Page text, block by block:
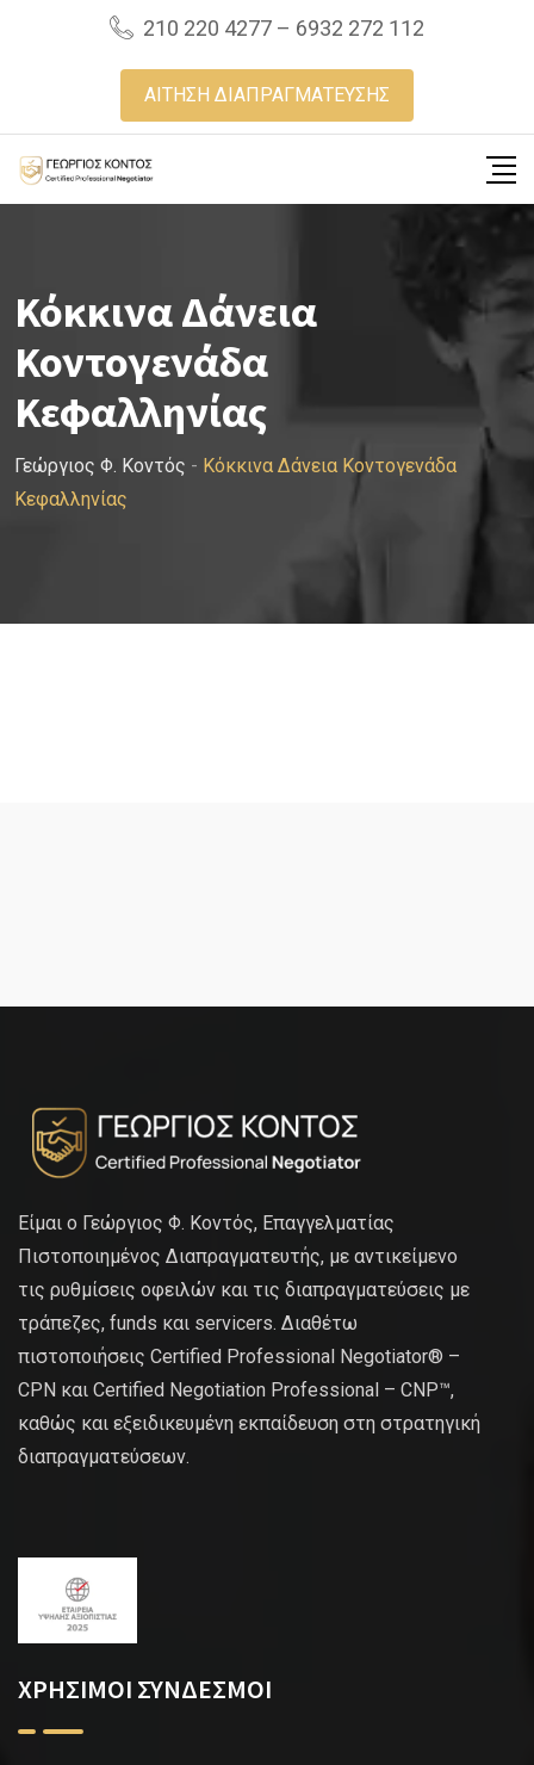
210 220 4277 – 6932 272 112
ΑΙΤΗΣΗ ΔΙΑΠΡΑΓΜΑΤΕΥΣΗΣ
Κόκκινα Δάνεια
Κοντογενάδα
Κεφαλληνίας
Γεώργιος Φ. Κοντός - Κόκκινα Δάνεια Κοντογενάδα
Κεφαλληνίας
Είμαι ο Γεώργιος Φ. Κοντός, Επαγγελματίας
Πιστοποιημένος Διαπραγματευτής, με αντικείμενο
τις ρυθμίσεις οφειλών και τις διαπραγματεύσεις με
τράπεζες, funds και servicers. Διαθέτω
πιστοποιήσεις Certified Professional Negotiator® –
CPN και Certified Negotiation Professional – CNP™,
καθώς και εξειδικευμένη εκπαίδευση στη στρατηγική
διαπραγματεύσεων.
ΧΡΗΣΙΜΟΙ ΣΥΝΔΕΣΜΟΙ